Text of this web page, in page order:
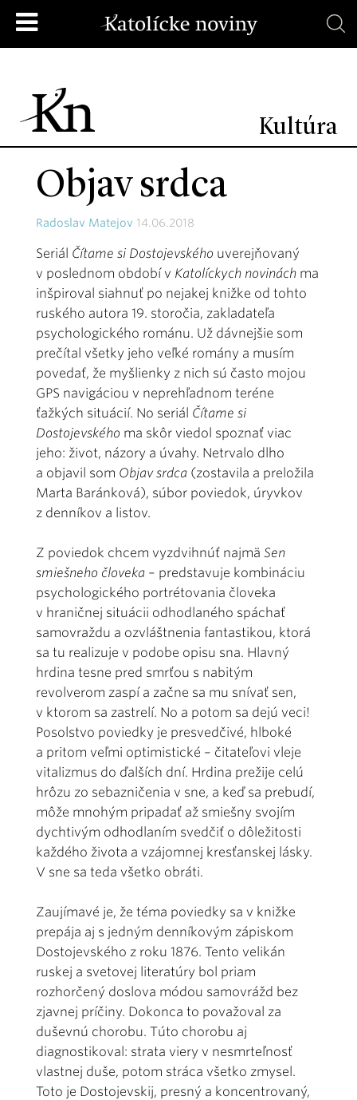
Kultúra
Objav srdca
Radoslav Matejov 14.06.2018
Seriál Čítame si Dostojevského uverejňovaný
v poslednom období v Katolíckych novinách ma
inšpiroval siahnuť po nejakej knižke od tohto
ruského autora 19. storočia, zakladateľa
psychologického románu. Už dávnejšie som
prečítal všetky jeho veľké romány a musím
povedať, že myšlienky z nich sú často mojou
GPS navigáciou v neprehľadnom teréne
ťažkých situácií. No seriál Čítame si
Dostojevského ma skôr viedol spoznať viac
jeho: život, názory a úvahy. Netrvalo dlho
a objavil som Objav srdca (zostavila a preložila
Marta Baránková), súbor poviedok, úryvkov
z denníkov a listov.
Z poviedok chcem vyzdvihnúť najmä Sen
smiešneho človeka – predstavuje kombináciu
psychologického portrétovania človeka
v hraničnej situácii odhodlaného spáchať
samovraždu a ozvláštnenia fantastikou, ktorá
sa tu realizuje v podobe opisu sna. Hlavný
hrdina tesne pred smrťou s nabitým
revolverom zaspí a začne sa mu snívať sen,
v ktorom sa zastrelí. No a potom sa dejú veci!
Posolstvo poviedky je presvedčivé, hlboké
a pritom veľmi optimistické – čitateľovi vleje
vitalizmus do ďalších dní. Hrdina prežije celú
hrôzu zo sebazničenia v sne, a keď sa prebudí,
môže mnohým pripadať až smiešny svojím
dychtivým odhodlaním svedčiť o dôležitosti
každého života a vzájomnej kresťanskej lásky.
V sne sa teda všetko obráti.
Zaujímavé je, že téma poviedky sa v knižke
prepája aj s jedným denníkovým zápiskom
Dostojevského z roku 1876. Tento velikán
ruskej a svetovej literatúry bol priam
rozhorčený doslova módou samovrážd bez
zjavnej príčiny. Dokonca to považoval za
duševnú chorobu. Túto chorobu aj
diagnostikoval: strata viery v nesmrteľnosť
vlastnej duše, potom stráca všetko zmysel.
Toto je Dostojevskij, presný a koncentrovaný,